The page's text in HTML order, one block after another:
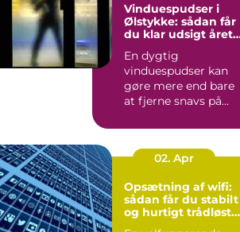
Vinduespudser i
Ølstykke: sådan får
du klar udsigt året
En dygtig
vinduespudser kan
gøre mere end bare
at fjerne snavs på
g...
02. Apr
Opsætning af wifi:
sådan får du stabilt
og hurtigt trådløst